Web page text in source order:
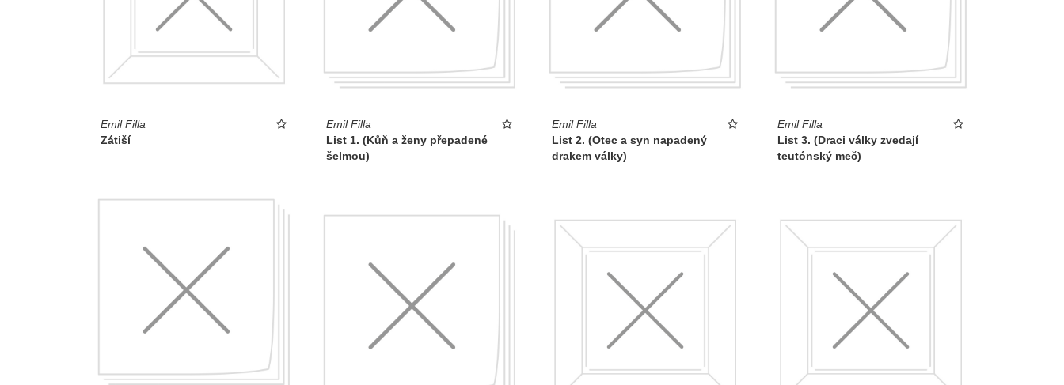
Emil Filla
Zátiší
Emil Filla
List 1. (Kůň a ženy přepadené
šelmou)
Emil Filla
List 2. (Otec a syn napadený
drakem války)
Emil Filla
List 3. (Draci války zvedají
teutónský meč)